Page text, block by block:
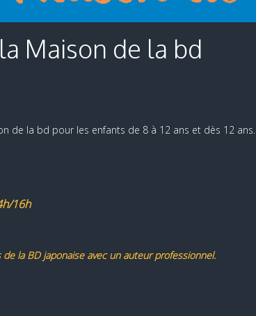
Maison de la bd
de la bd pour les enfants de 8 à 12 ans et dès 12 ans.
16h
la BD japonaise avec un auteur professionnel.